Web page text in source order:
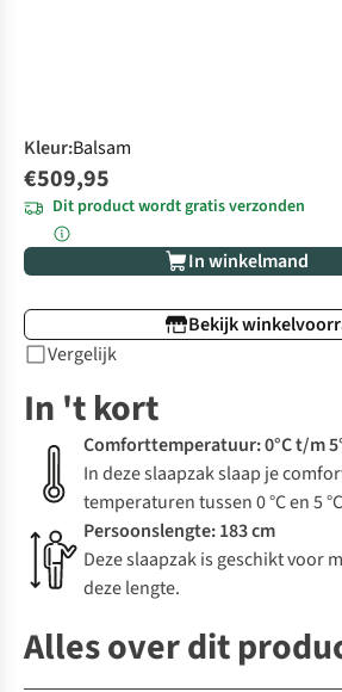
Kleur:Balsam
€509,95
Dit product wordt gratis verzonden
In winkelmand
Bekijk
Vergelijk
In 't kort
Comforttemperatuur: 0°C t/m
In deze slaapzak slaap je
temperaturen tussen 0 °C en 5
Persoonslengte: 183 cm
Deze slaapzak is geschikt voor
deze lengte.
Alles over dit